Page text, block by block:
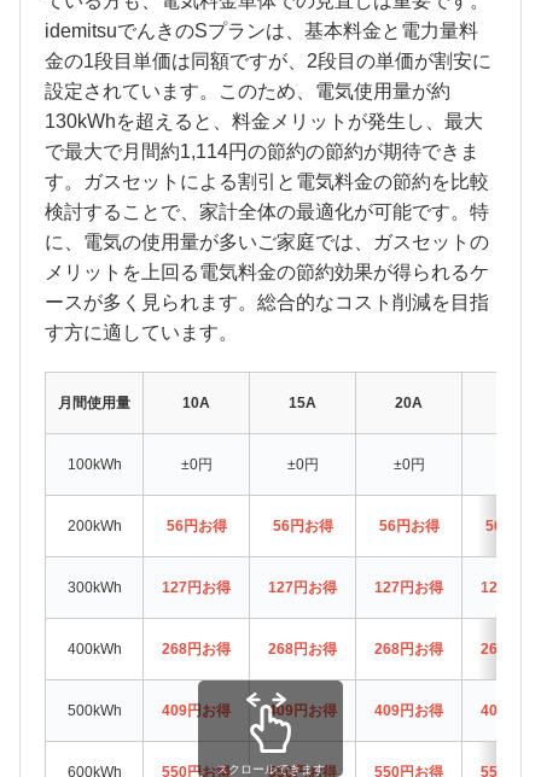
idemitsuでんきのSプランは、基本料金と電力量料
金の1段目単価は同額ですが、2段目の単価が割安に
設定されています。このため、電気使用量が約
130kWhを超えると、料金メリットが発生し、最大
で最大で月間約1,114円の節約の節約が期待できま
す。ガスセットによる割引と電気料金の節約を比較
検討することで、家計全体の最適化が可能です。特
に、電気の使用量が多いご家庭では、ガスセットの
メリットを上回る電気料金の節約効果が得られるケ
ースが多く見られます。総合的なコスト削減を目指
す方に適しています。
月間使用量 10A 15A 20A
100kWh ±0円 ±0円 ±0円
200kWh 56円お得 56円お得 56円お得 56円お
300kWh 127円お得 127円お得 127円お得 127円お
400kWh 268円お得 268円お得 268円お得 268円お
500kWh 409円お得 409円お得 409円お得 409円お
600kWh 550円お得 550円お得 550円お得 550円お
スクロールできます